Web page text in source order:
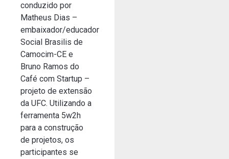
conduzido por
Matheus Dias –
embaixador/educador
Social Brasilis de
Camocim-CE e
Bruno Ramos do
Café com Startup –
projeto de extensão
da UFC. Utilizando a
ferramenta 5w2h
para a construção
de projetos, os
participantes se